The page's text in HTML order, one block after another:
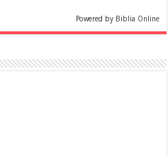
Powered by Biblia Online